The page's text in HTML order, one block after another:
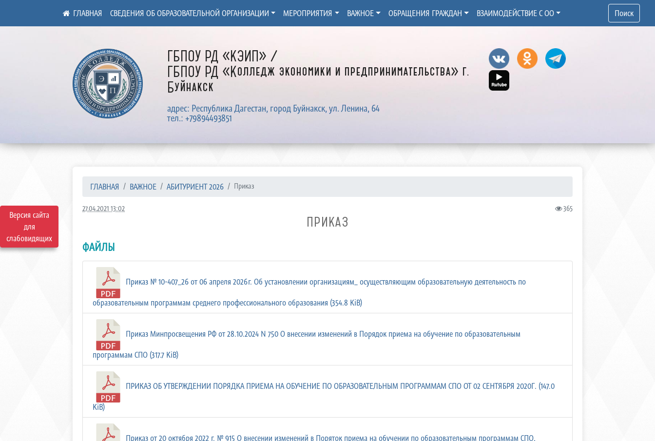
Версия сайта
для
слабовидящих
ГБПОУ РД «КЭИП» /
ГБПОУ РД «Колледж экономики и предпринимательства» г.
Буйнакск
адрес: Республика Дагестан, город Буйнакск, ул. Ленина, 64
тел.: +79894493851
СВЕДЕНИЯ ОБ ОБРАЗОВАТЕЛЬНОЙ ОРГАНИЗАЦИИ МЕРОПРИЯТИЯ ВАЖНОЕ ОБРАЩЕНИЯ ГРАЖДАН ВЗАИМОДЕЙСТВИЕ С ОО Поиск
ГЛАВНАЯ ВАЖНОЕ АБИТУРИЕНТ 2026 Приказ
27.04.2021 13:02 365
ПРИКАЗ
ФАЙЛЫ
Приказ № 10-407_26 от 06 апреля 2026г. Об установлении организациям_ осуществляющим образовательную деятельность по
образовательным программам среднего профессионального образования (354.8 KiB)
Приказ Минпросвещения РФ от 28.10.2024 N 750 О внесении изменений в Порядок приема на обучение по образовательным
программам СПО (317.7 KiB)
ПРИКАЗ ОБ УТВЕРЖДЕНИИ ПОРЯДКА ПРИЕМА НА ОБУЧЕНИЕ ПО ОБРАЗОВАТЕЛЬНЫМ ПРОГРАММАМ СПО ОТ 02 СЕНТЯБРЯ 2020Г. (147.0
KiB)
Приказ от 20 октября 2022 г. № 915 О внесении изменений в Поряток приема на обучении по образовательным программам СПО,